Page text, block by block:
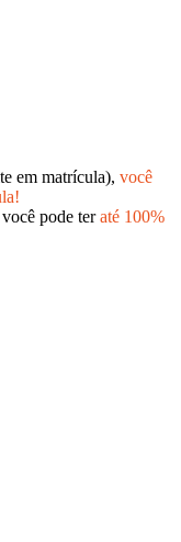
em matrícula), você
pode teraté 100%